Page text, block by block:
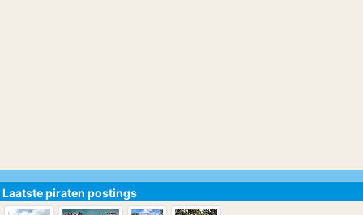
Laatste piraten postings